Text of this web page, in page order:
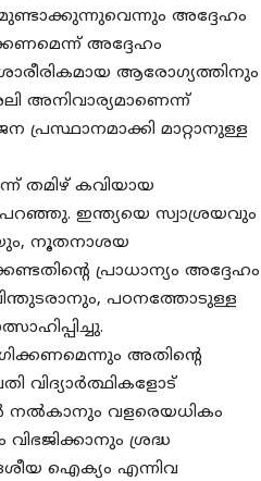
അദ്ദേഹം
അദ്ദേഹം
ആരോഗ്യത്തിനും
അനിവാര്യമാണെന്ന്
മാറ്റാനുള്ള
തമിഴ് കവിയായ
ഇന്ത്യയെ സ്വാശ്രയവും
നൂതനാശയ
പ്രാധാന്യം അദ്ദേഹം
പഠനത്തോടുള്ള
അതിന്റെ
വിദ്യാർത്ഥികളോട്
നൽകാനും വളരെയധികം
ശ്രദ്ധ
ഐക്യം എന്നിവ